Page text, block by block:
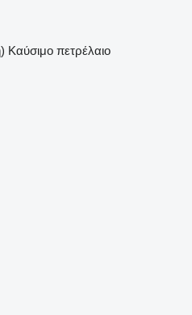
Καύσιμο πετρέλαιο